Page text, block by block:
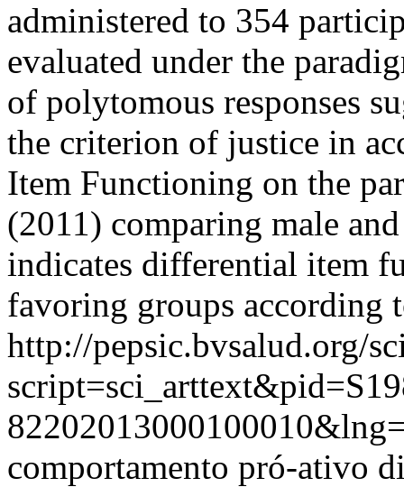
administered to 354
evaluated under the
of polytomous responses
the criterion of justice in
Item Functioning on the
(2011) comparing male
indicates differential item
favoring groups according
http://pepsic.bvsalud.org/
comportamento pró-ativo